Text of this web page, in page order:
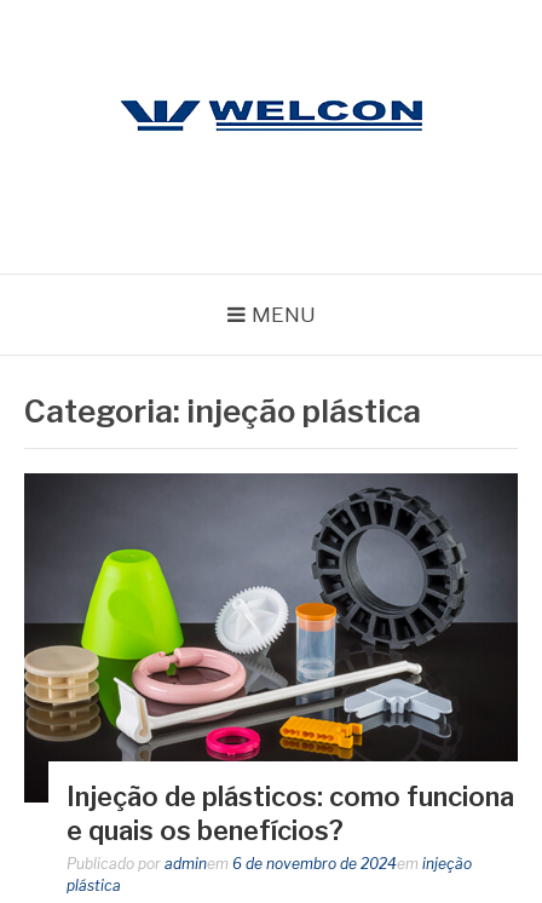
MENU
Categoria: injeção plástica
Injeção de plásticos: como funciona
e quais os benefícios?
Publicado por adminem 6 de novembro de 2024em injeção
plástica